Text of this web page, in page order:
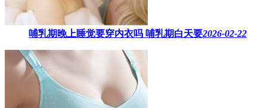
哺乳期晚上睡觉要穿内衣吗​ 哺乳期白天要2026-02-22